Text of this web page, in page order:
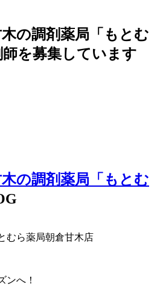
の調剤薬局「もとむ
を募集しています
の調剤薬局「もとむ
むら薬局朝倉甘木店
ンへ！